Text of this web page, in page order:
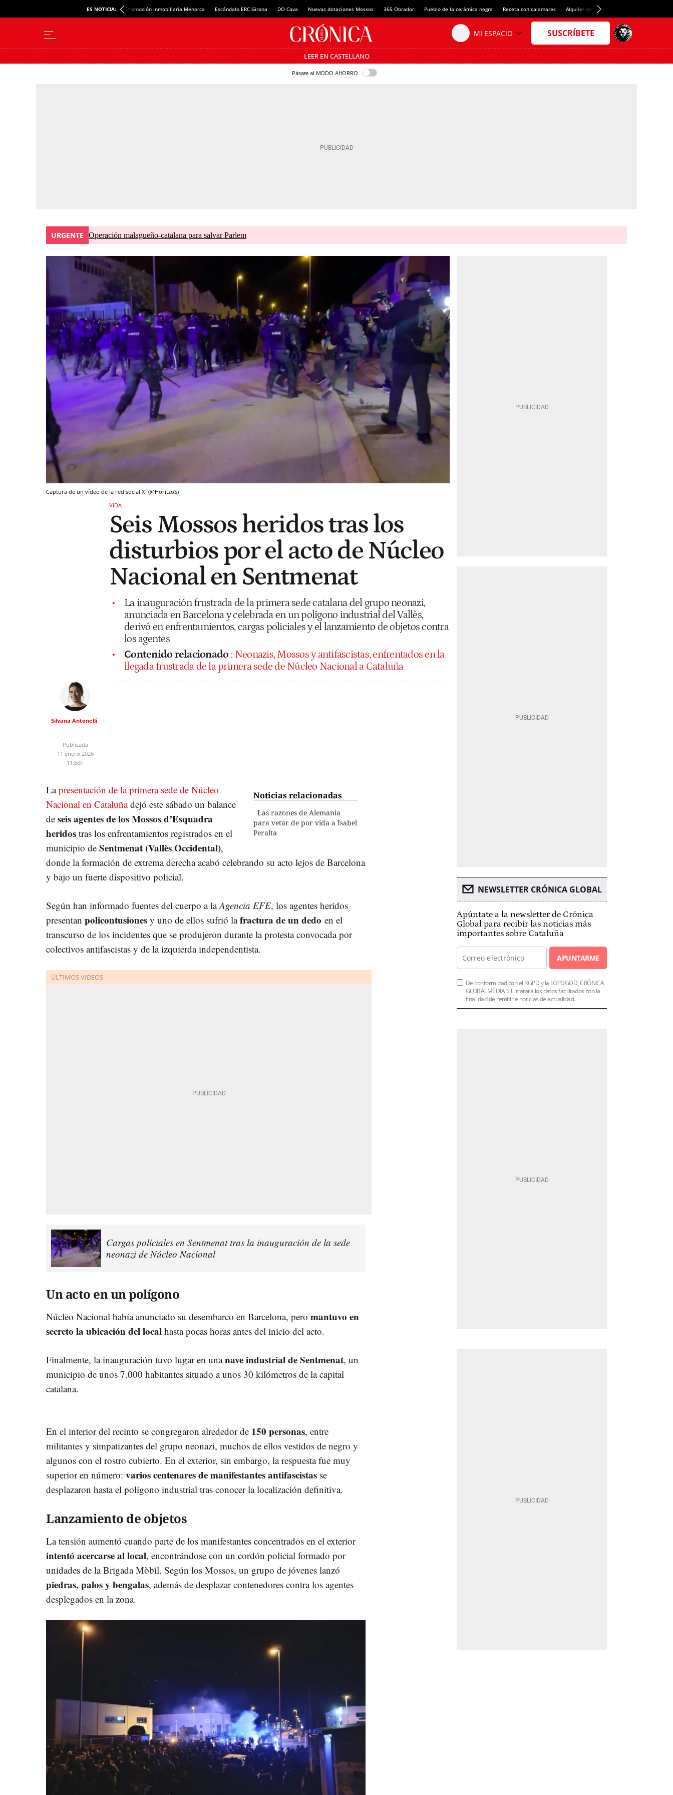
ES NOTICIA: Promoción inmobiliaria Menorca Escándalo ERC Girona DO Cava Nuevas dotaciones Mossos 365 Obrador Pueblo de la cerámica negra Receta con calamares Alquiler de habitaciones en España
LEER EN CASTELLANO
Pásate al MODO AHORRO
URGENTE Operación malagueño-catalana para salvar Parlem
Captura de un vídeo de la red social X (@HoritzoS)
VIDA
Seis Mossos heridos tras los
disturbios por el acto de Núcleo
Nacional en Sentmenat
La inauguración frustrada de la primera sede catalana del grupo neonazi,
anunciada en Barcelona y celebrada en un polígono industrial del Vallès,
derivó en enfrentamientos, cargas policiales y el lanzamiento de objetos contra
los agentes
Contenido relacionado : Neonazis, Mossos y antifascistas, enfrentados en la
llegada frustrada de la primera sede de Núcleo Nacional a Cataluña
Silvana Antonelli
Publicada
11 enero 2026
11:50h
Noticias relacionadas
Las razones de Alemania
para vetar de por vida a Isabel
Peralta
Lapresentación de la primera sede de Núcleo
Nacional en Cataluñadejó este sábado un balance
de seis agentes de los Mossos d’Esquadra
heridos tras los enfrentamientos registrados en el
municipio de Sentmenat (Vallès Occidental),
donde la formación de extrema derecha acabó celebrando su acto lejos de Barcelona
y bajo un fuerte dispositivo policial.
Según han informado fuentes del cuerpo a laAgencia EFE, los agentes heridos
presentan policontusiones y uno de ellos sufrió lafractura de un dedo en el
transcurso de los incidentes que se produjeron durante la protesta convocada por
colectivos antifascistas y de la izquierda independentista.
Cargas policiales en Sentmenat tras la inauguración de la sede
neonazi de Núcleo Nacional
Un acto en un polígono
Núcleo Nacional había anunciado su desembarco en Barcelona, pero mantuvo en
secreto la ubicación del local hasta pocas horas antes del inicio del acto.
Finalmente, la inauguración tuvo lugar en unanave industrial de Sentmenat, un
municipio de unos 7.000 habitantes situado a unos 30 kilómetros de la capital
catalana.
En el interior del recinto se congregaron alrededor de 150 personas, entre
militantes y simpatizantes del grupo neonazi, muchos de ellos vestidos de negro y
algunos con el rostro cubierto. En el exterior, sin embargo, la respuesta fue muy
superior en número: varios centenares de manifestantes antifascistas se
desplazaron hasta el polígono industrial tras conocer la localización definitiva.
Lanzamiento de objetos
La tensión aumentó cuando parte de los manifestantes concentrados en el exterior
intentó acercarse al local, encontrándose con un cordón policial formado por
unidades de la Brigada Mòbil. Según los Mossos, un grupo de jóvenes lanzó
piedras, palos y bengalas, además de desplazar contenedores contra los agentes
desplegados en la zona.
NEWSLETTER CRÓNICA GLOBAL
Apúntate a la newsletter de Crónica
Global para recibir las noticias más
importantes sobre Cataluña
APUNTARME
De conformidad con el RGPD y la LOPDGDD, CRÓNICA
GLOBALMEDIA S.L. tratará los datos facilitados con la
finalidad de remitirle noticias de actualidad.